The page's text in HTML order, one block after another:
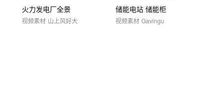
火力发电厂全景
视频素材 山上风好大
储能电站 储能柜
视频素材 Gavingu